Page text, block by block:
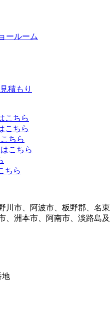
ールーム
積もり
川市、阿波市、板野郡、名東
、洲本市、阿南市、淡路島及
地